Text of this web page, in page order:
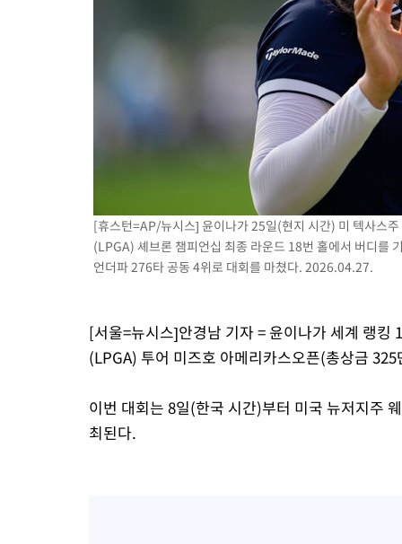
서울 열대야 15일째 지속…비공식 '초열대야' 30도 넘어
[속보]코스닥, 2.15포인트(0.27%) 내린 797.44 출발
[속보]코스피, 119.51포인트(1.81%) 내린 6478.75 개장
6월 경상수지 497.3억 달러…두 달 연속 사상 최대
서울 낮 39도 '폭염중대경보'…40도 관측 가능성도
미 워싱턴주 스포캔 시의 통제불능 3개 산불, 방화선 일부 구축
[속보] 호르무즈 해협 이란-오만 협상 기대속 뉴욕증시 혼조 마감
[휴스턴=AP/뉴시스] 윤이나가 25일(현지 시간) 미 텍사스
(LPGA) 셰브론 챔피언십 최종 라운드 18번 홀에서 버디를
언더파 276타 공동 4위로 대회를 마쳤다. 2026.04.27.
[서울=뉴시스]안경남 기자 = 윤이나가 세계 랭
(LPGA) 투어 미즈호 아메리카스오픈(총상금
이번 대회는 8일(한국 시간)부터 미국 뉴저지주
최된다.